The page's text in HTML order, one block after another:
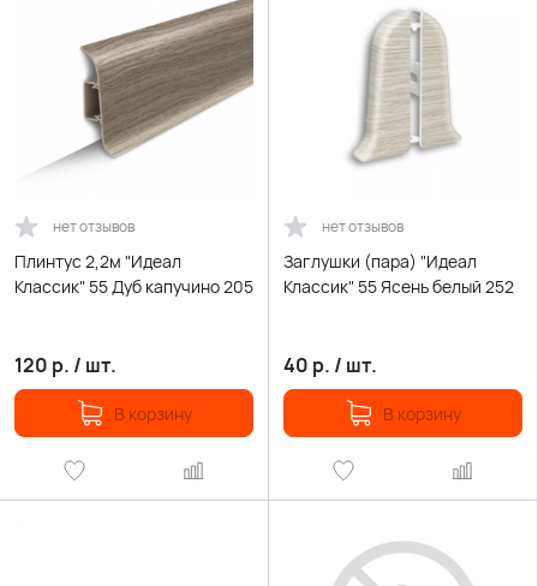
нет отзывов
Плинтус 2,2м "Идеал
Классик" 55 Дуб капучино 205
120 р. / шт.
В корзину
нет отзывов
Заглушки (пара) "Идеал
Классик" 55 Ясень белый 252
40 р. / шт.
В корзину